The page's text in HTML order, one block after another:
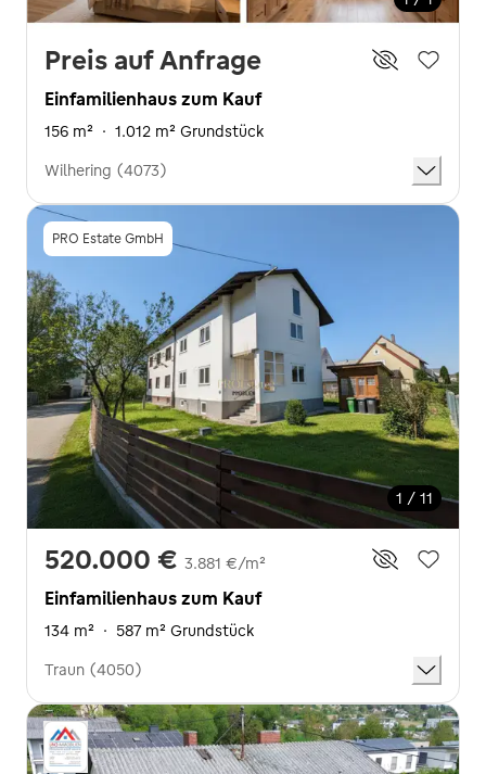
Preis auf Anfrage
Einfamilienhaus zum Kauf
156 m² · 1.012 m² Grundstück
Wilhering (4073)
PRO Estate GmbH
1 / 11
520.000 € 3.881 €/m²
Einfamilienhaus zum Kauf
134 m² · 587 m² Grundstück
Traun (4050)